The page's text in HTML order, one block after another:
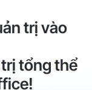
trị vào
tổng thể